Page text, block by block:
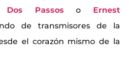
Dos Passos o Ernest
de transmisores de la
el corazón mismo de la